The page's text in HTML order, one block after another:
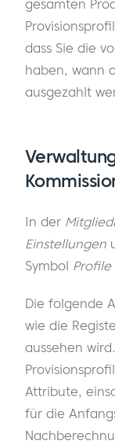
gesamten
dass Sie die
haben, wann
ausgezahlt
In der
Einstellungen
Symbol Profile
Die folgende
wie die
aussehen
Attribute,
für die